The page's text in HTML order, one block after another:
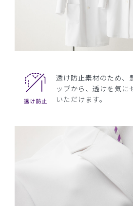
透け防止素材のため、
ップから、透けを気に
いただけます。